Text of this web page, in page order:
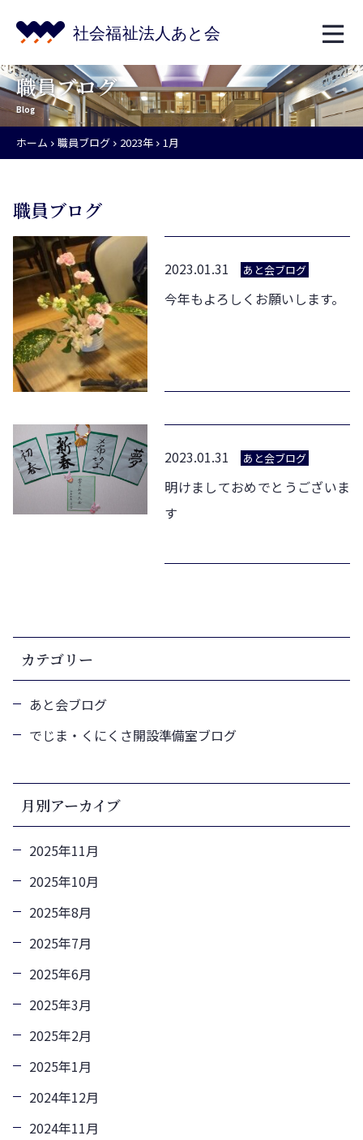
職員ブログ
Blog
ホーム 職員ブログ 2023年 1月
職員ブログ
2023.01.31 あと会ブログ
今年もよろしくお願いします。
2023.01.31 あと会ブログ
明けましておめでとうございま
す
カテゴリー
あと会ブログ
でじま・くにくさ開設準備室ブログ
月別アーカイブ
2025年11月
2025年10月
2025年8月
2025年7月
2025年6月
2025年3月
2025年2月
2025年1月
2024年12月
2024年11月